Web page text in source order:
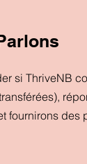
si ThriveNB
fournirons des